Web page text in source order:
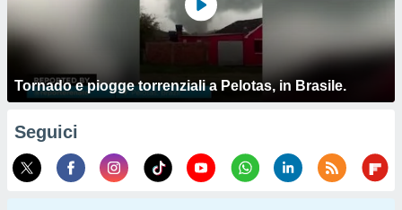
Tornado e piogge torrenziali a Pelotas, in Brasile.
Seguici